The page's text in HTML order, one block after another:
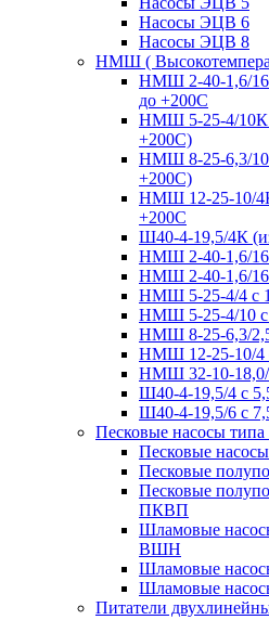
Насосы ЭЦВ 6
Насосы ЭЦВ 8
НМШ (
НМШ 2-40-1,6/
до +200С
НМШ 5-25-4/10К
+200С)
НМШ 8-25-6,3/
+200С)
НМШ 12-25-10/
+200С
Ш40-4-19,5/4К
НМШ 2-40-1,6/16
НМШ 2-40-1,6/
НМШ 5-25-4/4 с
НМШ 5-25-4/10 с
НМШ 8-25-6,3/
НМШ 12-25-10/4
НМШ 32-10-18,0/
Ш40-4-19,5/4 с
Ш40-4-19,5/6 с
Песковые насосы
Песковые
Песковые
Песковые
ПКВП
Шламовые
ВШН
Шламовые
Шламовые
Питатели